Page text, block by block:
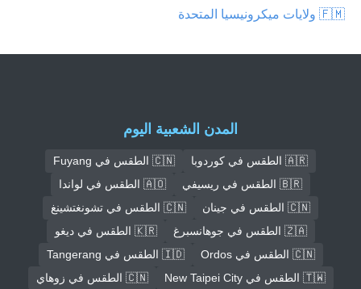
🇫🇲 ولايات ميكرونيسيا المتحدة
المدن الشعبية اليوم
🇦🇷 الطقس في كوردوبا
🇨🇳 الطقس في Fuyang
🇧🇷 الطقس في ريسيفي
🇦🇴 الطقس في لواندا
🇨🇳 الطقس في جينان
🇨🇳 الطقس في تشونغتشينغ
🇿🇦 الطقس في جوهانسبرغ
🇰🇷 الطقس في ديغو
🇨🇳 الطقس في Ordos
🇮🇩 الطقس في Tangerang
🇹🇼 الطقس في New Taipei City
🇨🇳 الطقس في زوهاي